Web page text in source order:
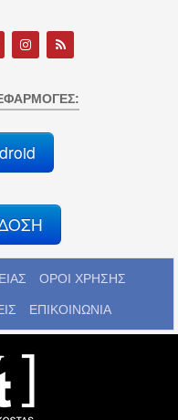
ΟΡΟΙ ΧΡΗΣΗΣ
ΕΠΙΚΟΙΝΩΝΙΑ